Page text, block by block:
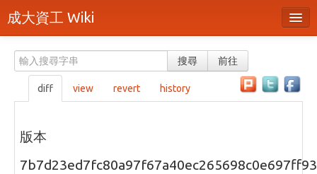
成大資工 Wiki
分類
隨機頁面
最近活動
上傳檔案
搜尋 前往
diff view revert history
版本
7b7d23ed7fc80a97f67a40ec265698c0e697ff93